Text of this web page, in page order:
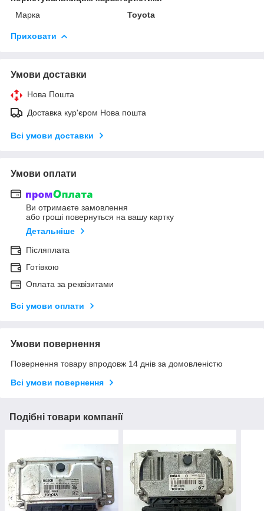
Марка
Toyota
Приховати
Умови доставки
Нова Пошта
Доставка кур'єром Нова пошта
Всі умови доставки
Умови оплати
Ви отримаєте замовлення
або гроші повернуться на вашу картку
Детальніше
Післяплата
Готівкою
Оплата за реквізитами
Всі умови оплати
Умови повернення
Повернення товару впродовж 14 днів за домовленістю
Всі умови повернення
Подібні товари компанії